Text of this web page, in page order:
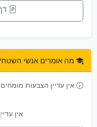
מה אומרים אנשי
אין עדיין הצבעות מומחים
אין